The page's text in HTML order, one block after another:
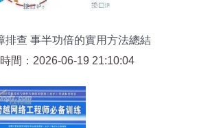
排查 事半功倍的實用方法總結
間：2026-06-19 21:10:04